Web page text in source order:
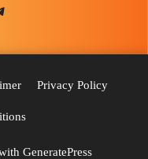
Privacy Policy
GeneratePress